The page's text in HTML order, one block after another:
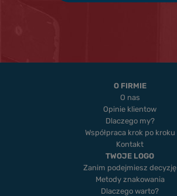
O FIRMIE
O nas
Opinie klientow
Dlaczego my?
Współpraca krok po kroku
Kontakt
TWOJE LOGO
Zanim podejmiesz decyzję
Metody znakowania
Dlaczego warto?